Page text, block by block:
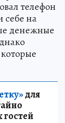
телефон
себе на
денежные
для